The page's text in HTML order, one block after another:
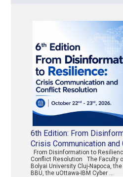
6th Edition: From
Crisis Communication
From Disinformation to
Conflict Resolution The Faculty
Bolyai University Cluj-Napoca,
BBU, the uOttawa-IBM Cyber …